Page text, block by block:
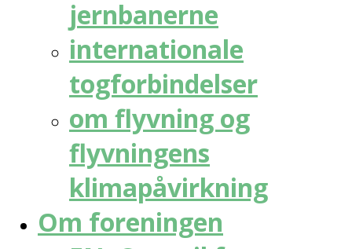
jernbanerne
internationale
togforbindelser
om flyvning og
flyvningens
klimapåvirkning
Om foreningen